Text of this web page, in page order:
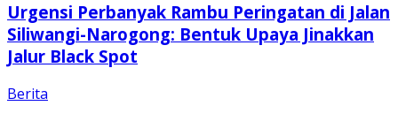
Urgensi Perbanyak Rambu Peringatan di Jalan
Siliwangi-Narogong: Bentuk Upaya Jinakkan
Jalur Black Spot
Berita